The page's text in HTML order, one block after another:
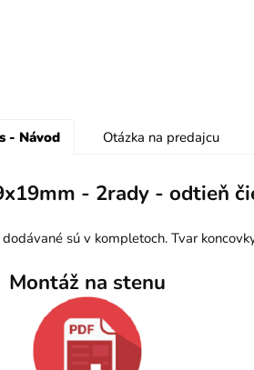
- Návod Otázka na predajcu
- 2rady - odtieň
sú v kompletoch. Tvar
Montáž na stenu